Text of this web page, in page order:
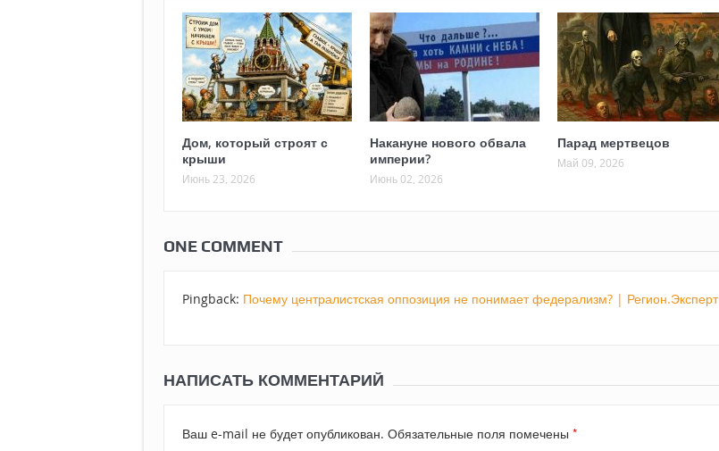
Дом, который строят с
крыши
Июнь 23, 2026
Накануне нового обвала
империи?
Июнь 02, 2026
Парад мертвецов
Май 09, 2026
ONE COMMENT
Pingback: Почему централистская оппозиция не понимает федерализм? | Регион.Эксперт
НАПИСАТЬ КОММЕНТАРИЙ
Ваш e-mail не будет опубликован. Обязательные поля помечены *